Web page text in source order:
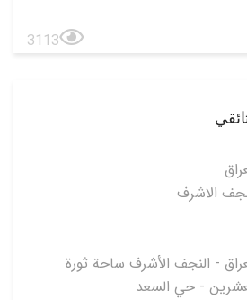
3113
الاشرف
- النجف الأشرف ساحة ثورة
- حي السعد